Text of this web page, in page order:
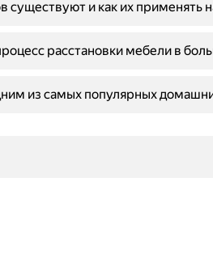
существуют и как их применять
расстановки мебели в
из самых популярных